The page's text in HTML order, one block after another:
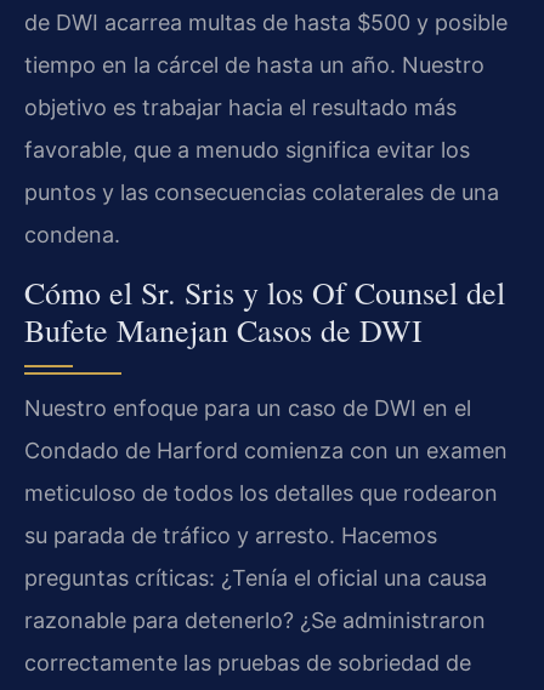
de DWI acarrea multas de hasta $500 y posible
tiempo en la cárcel de hasta un año. Nuestro
objetivo es trabajar hacia el resultado más
favorable, que a menudo significa evitar los
puntos y las consecuencias colaterales de una
condena.
Cómo el Sr. Sris y los Of Counsel del
Bufete Manejan Casos de DWI
Nuestro enfoque para un caso de DWI en el
Condado de Harford comienza con un examen
meticuloso de todos los detalles que rodearon
su parada de tráfico y arresto. Hacemos
preguntas críticas: ¿Tenía el oficial una causa
razonable para detenerlo? ¿Se administraron
correctamente las pruebas de sobriedad de